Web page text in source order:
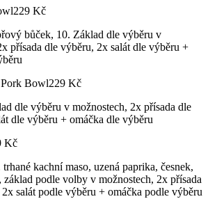
229 Kč
bůček, 10. Základ dle výběru v
přísada dle výběru, 2x salát dle výběru +
Bowl229 Kč
dle výběru v možnostech, 2x přísada dle
dle výběru + omáčka dle výběru
Kč
kachní maso, uzená paprika, česnek,
základ podle volby v možnostech, 2x přísada
salát podle výběru + omáčka podle výběru